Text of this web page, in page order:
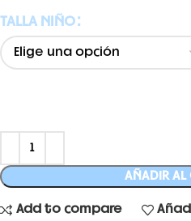
TALLA NIÑO
AÑADIR AL
Add to compare